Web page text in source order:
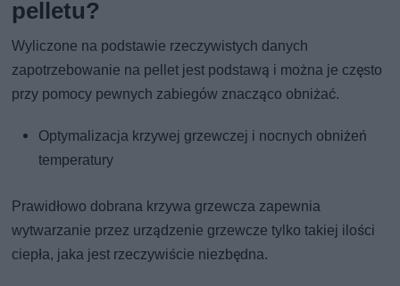
pelletu?
Wyliczone na podstawie rzeczywistych danych
zapotrzebowanie na pellet jest podstawą i można je często
przy pomocy pewnych zabiegów znacząco obniżać.
Optymalizacja krzywej grzewczej i nocnych obniżeń
temperatury
Prawidłowo dobrana krzywa grzewcza zapewnia
wytwarzanie przez urządzenie grzewcze tylko takiej ilości
ciepła, jaka jest rzeczywiście niezbędna.